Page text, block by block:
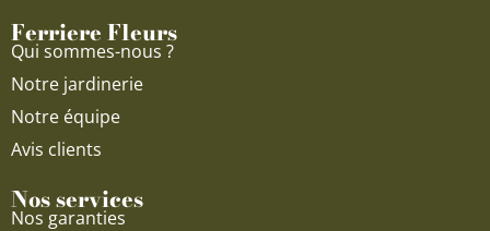
Ferriere Fleurs
Qui sommes-nous ?
Notre jardinerie
Notre équipe
Avis clients
Nos services
Nos garanties